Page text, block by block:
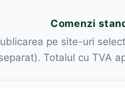
Comenzi
pe site-uri
Totalul cu TVA